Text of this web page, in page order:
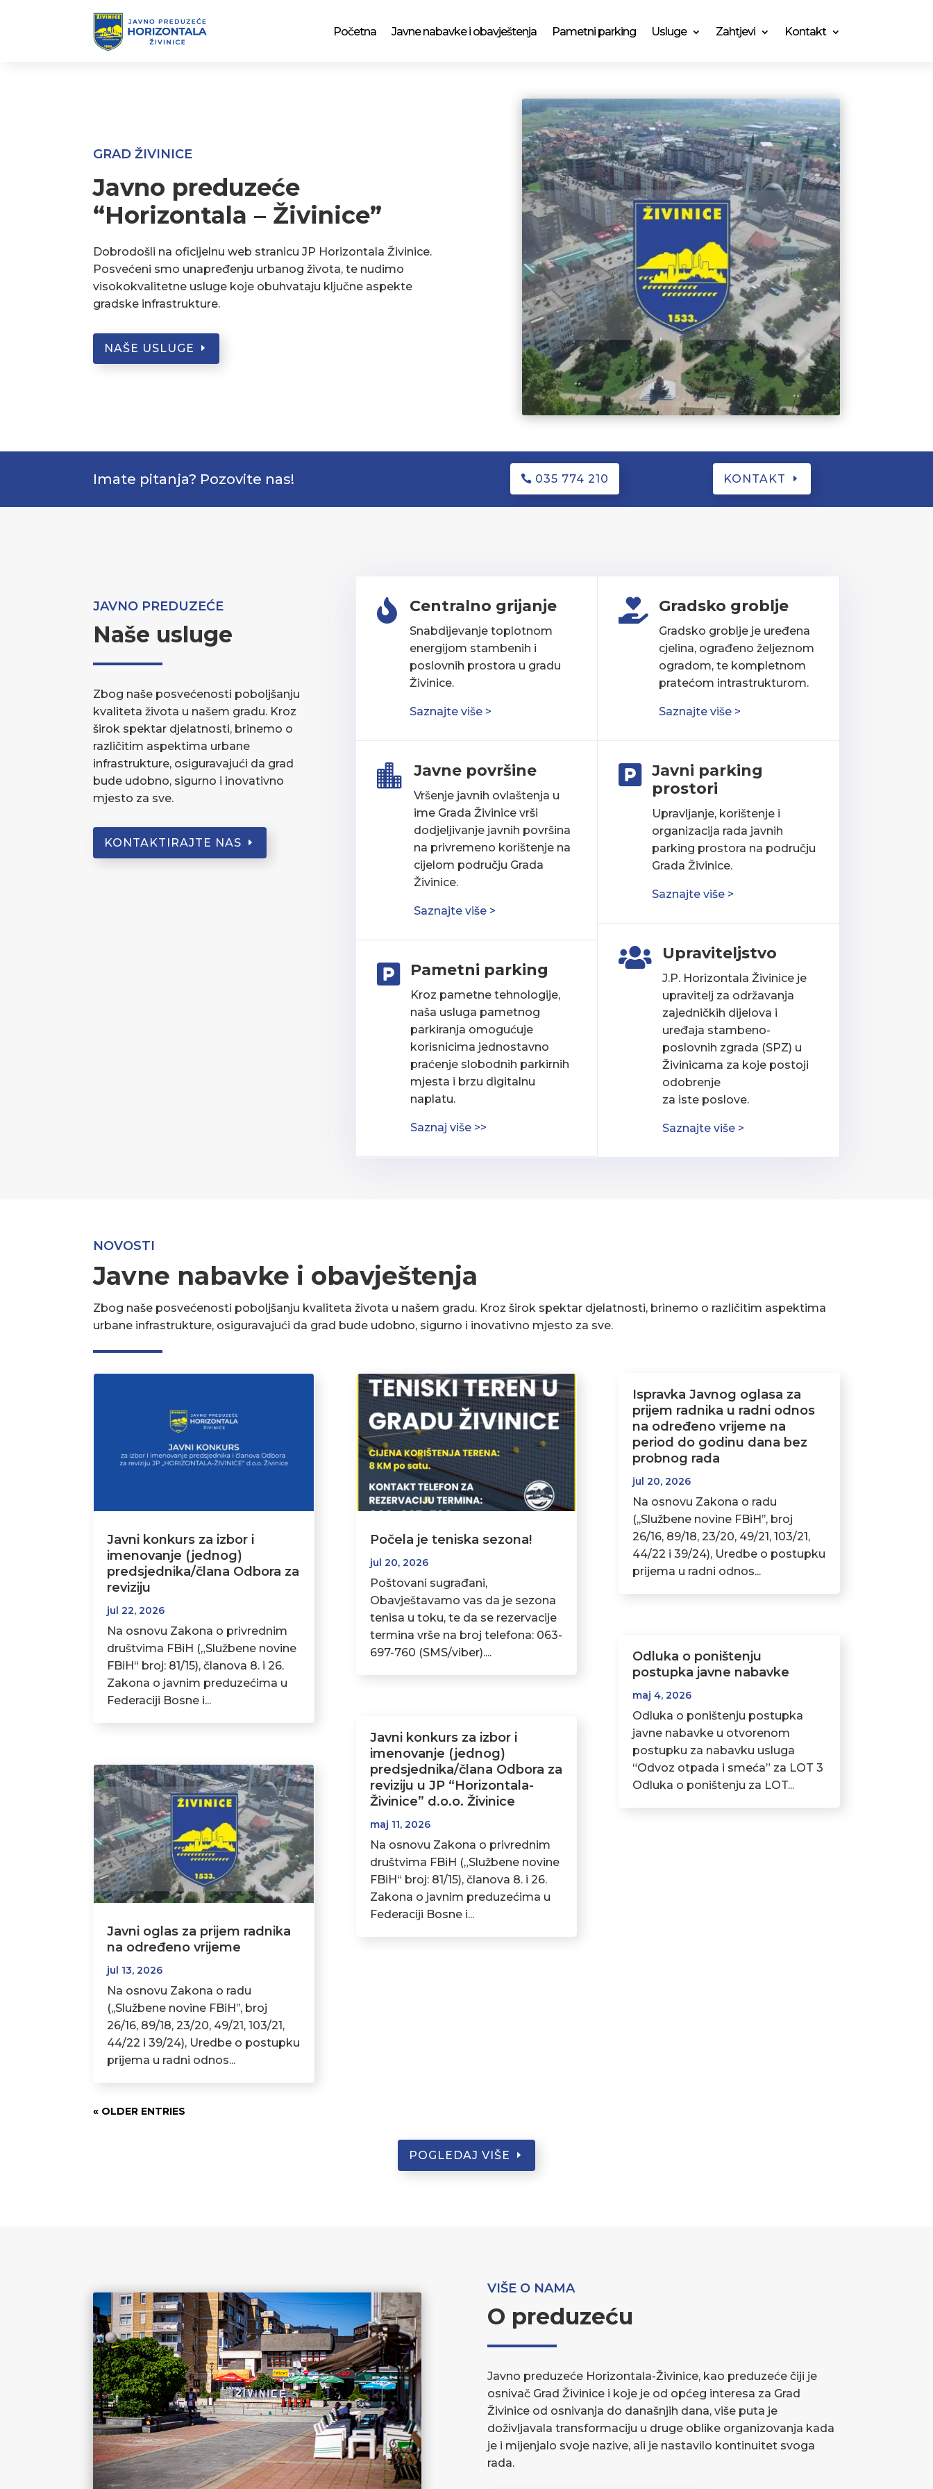
Početna Javne nabavke i obavještenja Pametni parking Usluge Zahtjevi Kontakt
GRAD ŽIVINICE
Javno preduzeće
“Horizontala – Živinice”
Dobrodošli na oficijelnu web stranicu JP Horizontala Živinice.
Posvećeni smo unapređenju urbanog života, te nudimo
visokokvalitetne usluge koje obuhvataju ključne aspekte
gradske infrastrukture.
NAŠE USLUGE
Imate pitanja? Pozovite nas! 035 774 210 KONTAKT
JAVNO PREDUZEĆE
Naše usluge
Zbog naše posvećenosti poboljšanju
kvaliteta života u našem gradu. Kroz
širok spektar djelatnosti, brinemo o
različitim aspektima urbane
infrastrukture, osiguravajući da grad
bude udobno, sigurno i inovativno
mjesto za sve.
KONTAKTIRAJTE NAS
 Centralno grijanje
Snabdijevanje toplotnom
energijom stambenih i
poslovnih prostora u gradu
Živinice.
Saznajte više >
 Javne površine
Vršenje javnih ovlaštenja u
ime Grada Živinice vrši
dodjeljivanje javnih površina
na privremeno korištenje na
cijelom području Grada
Živinice.
Saznajte više >
 Pametni parking
Kroz pametne tehnologije,
naša usluga pametnog
parkiranja omogućuje
korisnicima jednostavno
praćenje slobodnih parkirnih
mjesta i brzu digitalnu
naplatu.
Saznaj više >>
 Gradsko groblje
Gradsko groblje je uređena
cjelina, ograđeno željeznom
ogradom, te kompletnom
pratećom intrastrukturom.
Saznajte više >

Javni parking
prostori
Upravljanje, korištenje i
organizacija rada javnih
parking prostora na području
Grada Živinice.
Saznajte više >
 Upraviteljstvo
J.P. Horizontala Živinice je
upravitelj za održavanja
zajedničkih dijelova i
uređaja stambeno-
poslovnih zgrada (SPZ) u
Živinicama za koje postoji
odobrenje
za iste poslove.
Saznajte više >
NOVOSTI
Javne nabavke i obavještenja
Zbog naše posvećenosti poboljšanju kvaliteta života u našem gradu. Kroz širok spektar djelatnosti, brinemo o različitim aspektima
urbane infrastrukture, osiguravajući da grad bude udobno, sigurno i inovativno mjesto za sve.
Javni konkurs za izbor i
imenovanje (jednog)
predsjednika/člana Odbora za
reviziju
jul 22, 2026
Na osnovu Zakona o privrednim
društvima FBiH („Službene novine
FBiH“ broj: 81/15), članova 8. i 26.
Zakona o javnim preduzećima u
Federaciji Bosne i...
Javni oglas za prijem radnika
na određeno vrijeme
jul 13, 2026
Na osnovu Zakona o radu
(,,Službene novine FBiH’’, broj
26/16, 89/18, 23/20, 49/21, 103/21,
44/22 i 39/24), Uredbe o postupku
prijema u radni odnos...
Počela je teniska sezona!
jul 20, 2026
Poštovani sugrađani,
Obavještavamo vas da je sezona
tenisa u toku, te da se rezervacije
termina vrše na broj telefona: 063-
697-760 (SMS/viber)....
Javni konkurs za izbor i
imenovanje (jednog)
predsjednika/člana Odbora za
reviziju u JP “Horizontala-
Živinice” d.o.o. Živinice
maj 11, 2026
Na osnovu Zakona o privrednim
društvima FBiH („Službene novine
FBiH“ broj: 81/15), članova 8. i 26.
Zakona o javnim preduzećima u
Federaciji Bosne i...
Ispravka Javnog oglasa za
prijem radnika u radni odnos
na određeno vrijeme na
period do godinu dana bez
probnog rada
jul 20, 2026
Na osnovu Zakona o radu
(,,Službene novine FBiH’’, broj
26/16, 89/18, 23/20, 49/21, 103/21,
44/22 i 39/24), Uredbe o postupku
prijema u radni odnos...
Odluka o poništenju
postupka javne nabavke
maj 4, 2026
Odluka o poništenju postupka
javne nabavke u otvorenom
postupku za nabavku usluga
“Odvoz otpada i smeća” za LOT 3
Odluka o poništenju za LOT...
« OLDER ENTRIES
POGLEDAJ VIŠE
VIŠE O NAMA
O preduzeću
Javno preduzeće Horizontala-Živinice, kao preduzeće čiji je
osnivač Grad Živinice i koje je od općeg interesa za Grad
Živinice od osnivanja do današnjih dana, više puta je
doživljavala transformaciju u druge oblike organizovanja kada
je i mijenjalo svoje nazive, ali je nastavilo kontinuitet svoga
rada.